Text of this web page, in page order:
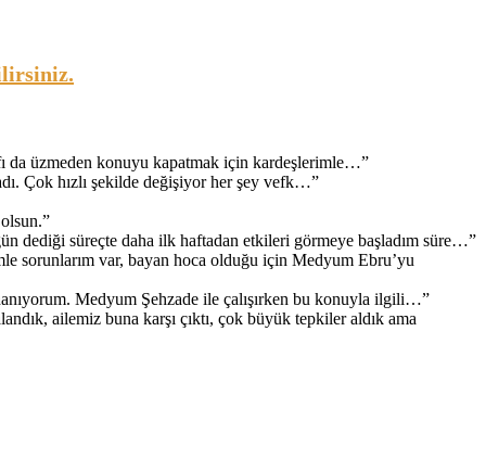
da üzmeden konuyu kapatmak için kardeşlerimle…”
Çok hızlı şekilde değişiyor her şey vefk…”
”
dediği süreçte daha ilk haftadan etkileri görmeye başladım süre…”
sorunlarım var, bayan hoca olduğu için Medyum Ebru’yu
Medyum Şehzade ile çalışırken bu konuyla ilgili…”
ailemiz buna karşı çıktı, çok büyük tepkiler aldık ama